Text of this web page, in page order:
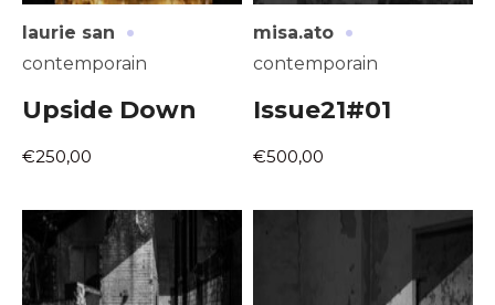
laurie san ·
contemporain
Upside Down
€250,00
misa.ato ·
contemporain
Issue21#01
€500,00